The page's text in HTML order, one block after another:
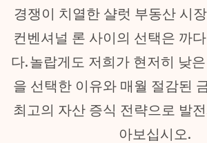
경쟁이 치열한 샬럿 부동산 시
컨벤셔널 론 사이의 선택은 까
다. 놀랍게도 저희가 현저히 낮
을 선택한 이유와 매월 절감된
최고의 자산 증식 전략으로 발
아보십시오.